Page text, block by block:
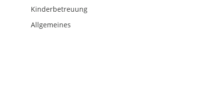
Kinderbetreuung
Allgemeines